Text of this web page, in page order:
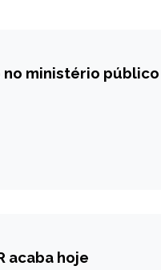
ministério público
acaba hoje